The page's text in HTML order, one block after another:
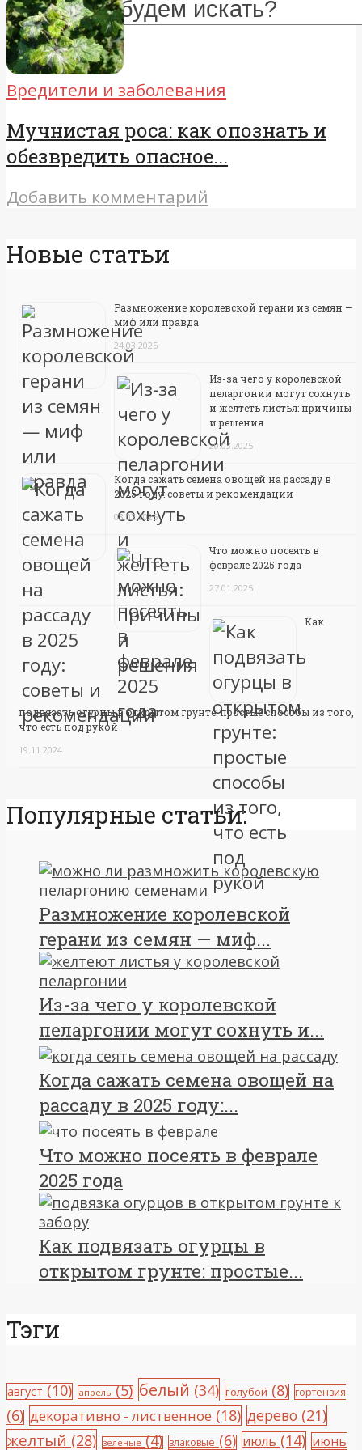
Вредители и заболевания
Мучнистая роса: как опознать и
обезвредить опасное...
Добавить комментарий
Новые статьи
Размножение королевской герани из семян —
миф или правда
24.03.2025
Из-за чего у королевской
пеларгонии могут сохнуть
и желтеть листья: причины
и решения
20.03.2025
Когда сажать семена овощей на рассаду в
2025 году: советы и рекомендации
03.02.2025
Что можно посеять в
феврале 2025 года
27.01.2025
Как
подвязать огурцы в открытом грунте: простые способы из того,
что есть под рукой
19.11.2024
Популярные статьи:
Размножение королевской
герани из семян — миф...
Из-за чего у королевской
пеларгонии могут сохнуть и...
Когда сажать семена овощей на
рассаду в 2025 году:...
Что можно посеять в феврале
2025 года
Как подвязать огурцы в
открытом грунте: простые...
Тэги
август(10) апрель(5) белый (34) голубой(8) гортензия
(6) декоративно - лиственное (18) дерево (21)
желтый (28) зеленые(4) злаковые(6) июль (14) июнь